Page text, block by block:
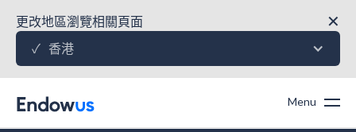
更改地區瀏覽相關頁面 ✕
✓ 香港
Menu